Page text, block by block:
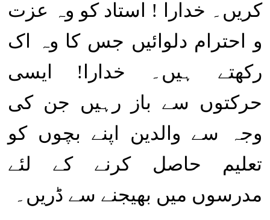
کریں۔ خدارا ! استاد کو وہ عزت
و احترام دلوائیں جس کا وہ اک
رکھتے ہیں۔ خدارا! ایسی
حرکتوں سے باز رہیں جن کی
وجہ سے والدین اپنے بچوں کو
تعلیم حاصل کرنے کے لئے
مدرسوں میں بھیجنے سے ڈریں۔